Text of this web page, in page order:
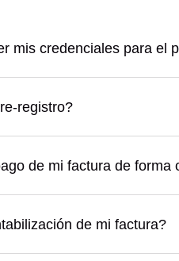
mis credenciales para el
registro?
de mi factura de forma
de mi factura?